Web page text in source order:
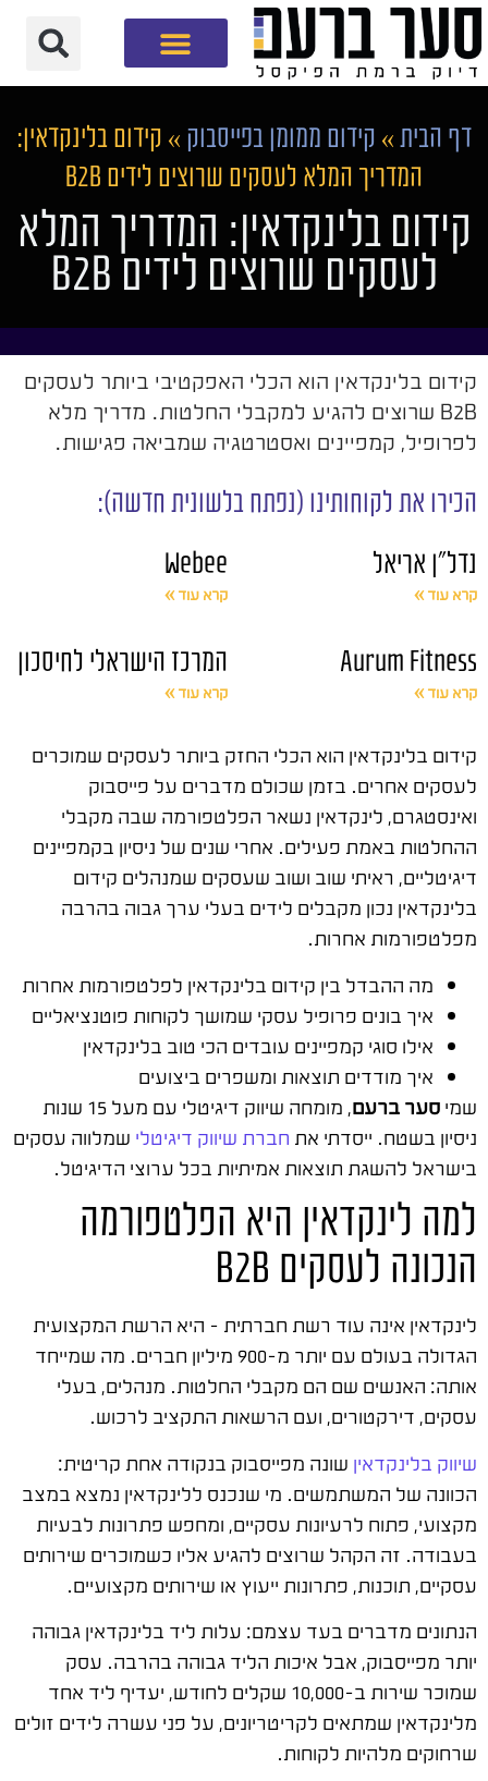
דף הבית » קידום ממומן בפייסבוק » קידום בלינקדאין:
המדריך המלא לעסקים שרוצים לידים B2B
קידום בלינקדאין: המדריך המלא
לעסקים שרוצים לידים B2B
קידום בלינקדאין הוא הכלי האפקטיבי ביותר לעסקים
B2B שרוצים להגיע למקבלי החלטות. מדריך מלא
לפרופיל, קמפיינים ואסטרטגיה שמביאה פגישות.
הכירו את לקוחותינו (נפתח בלשונית חדשה):
נדל"ן אריאל
קרא עוד »
Webee
קרא עוד »
Aurum Fitness
קרא עוד »
המרכז הישראלי לחיסכון
קרא עוד »
קידום בלינקדאין הוא הכלי החזק ביותר לעסקים שמוכרים
לעסקים אחרים. בזמן שכולם מדברים על פייסבוק
ואינסטגרם, לינקדאין נשאר הפלטפורמה שבה מקבלי
ההחלטות באמת פעילים. אחרי שנים של ניסיון בקמפיינים
דיגיטליים, ראיתי שוב ושוב שעסקים שמנהלים קידום
בלינקדאין נכון מקבלים לידים בעלי ערך גבוה בהרבה
מפלטפורמות אחרות.
מה ההבדל בין קידום בלינקדאין לפלטפורמות אחרות
איך בונים פרופיל עסקי שמושך לקוחות פוטנציאליים
אילו סוגי קמפיינים עובדים הכי טוב בלינקדאין
איך מודדים תוצאות ומשפרים ביצועים
שמיסער ברעם
, מומחה שיווק דיגיטלי עם מעל 15 שנות
ניסיון בשטח. ייסדתי את חברת שיווק דיגיטלי שמלווה עסקים
בישראל להשגת תוצאות אמיתיות בכל ערוצי הדיגיטל.
למה לינקדאין היא הפלטפורמה
הנכונה לעסקים B2B
לינקדאין אינה עוד רשת חברתית – היא הרשת המקצועית
הגדולה בעולם עם יותר מ-900 מיליון חברים. מה שמייחד
אותה: האנשים שם הם מקבלי החלטות. מנהלים, בעלי
עסקים, דירקטורים, ועם הרשאות התקציב לרכוש.
שיווק בלינקדאין שונה מפייסבוק בנקודה אחת קריטית:
הכוונה של המשתמשים. מי שנכנס ללינקדאין נמצא במצב
מקצועי, פתוח לרעיונות עסקיים, ומחפש פתרונות לבעיות
בעבודה. זה הקהל שרוצים להגיע אליו כשמוכרים שירותים
עסקיים, תוכנות, פתרונות ייעוץ או שירותים מקצועיים.
הנתונים מדברים בעד עצמם: עלות ליד בלינקדאין גבוהה
יותר מפייסבוק, אבל איכות הליד גבוהה בהרבה. עסק
שמוכר שירות ב-10,000 שקלים לחודש, יעדיף ליד אחד
מלינקדאין שמתאים לקריטריונים, על פני עשרה לידים זולים
שרחוקים מלהיות לקוחות.